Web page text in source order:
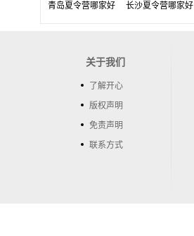
青岛夏令营哪家好 长沙夏令营哪家好
关于我们
了解开心
版权声明
免责声明
联系方式